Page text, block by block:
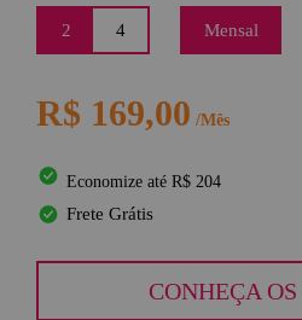
2 4 Mensal
R$ 169,00 /Mês
Economize até R$ 204
Frete Grátis
CONHEÇA